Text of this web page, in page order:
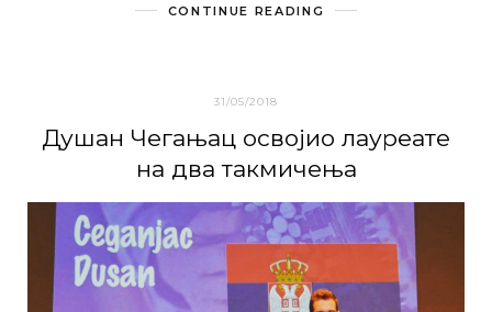
CONTINUE READING
31/05/2018
Душaн Чeгaњaц oсвojиo лaурeaтe
нa двa тaкмичeњa